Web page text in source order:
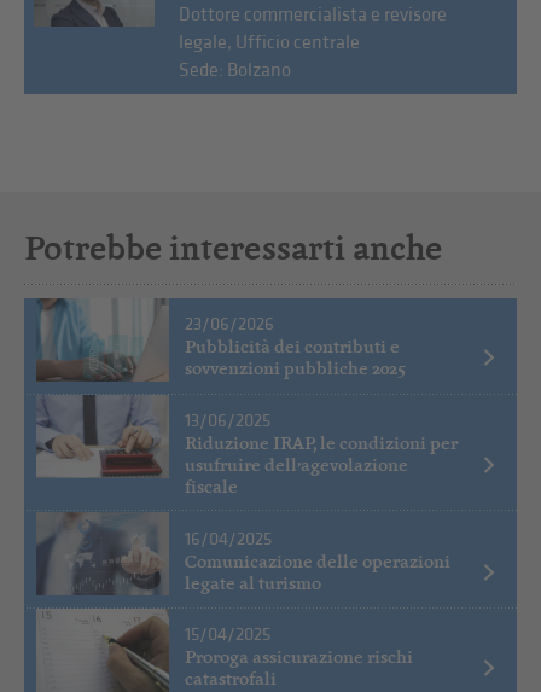
Dottore commercialista e revisore
legale, Ufficio centrale
Sede: Bolzano
Potrebbe interessarti anche
23/06/2026
Pubblicità dei contributi e
sovvenzioni pubbliche 2025
13/06/2025
Riduzione IRAP, le condizioni per
usufruire dell’agevolazione
fiscale
16/04/2025
Comunicazione delle operazioni
legate al turismo
15/04/2025
Proroga assicurazione rischi
catastrofali